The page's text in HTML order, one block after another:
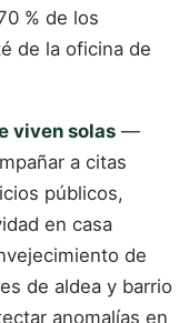
% de los
de la oficina de
viven solas —
a citas
públicos,
en casa
de
de aldea y barrio
anomalías en